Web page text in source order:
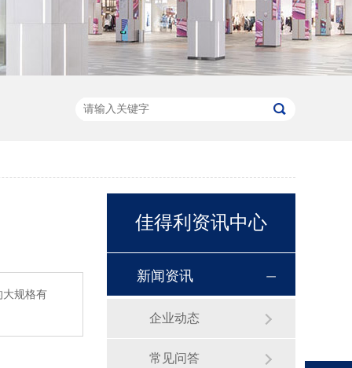
大规格有
佳得利资讯中心
新闻资讯
企业动态
常见问答